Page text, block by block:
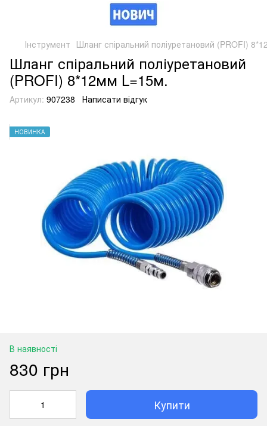
Інструмент Шланг спіральний поліуретановий (PROFI)
Шланг спіральний поліуретановий
(PROFI) 8*12мм L=15м.
Артикул: 907238 Написати відгук
НОВИНКА
В наявності
830 грн
Купити